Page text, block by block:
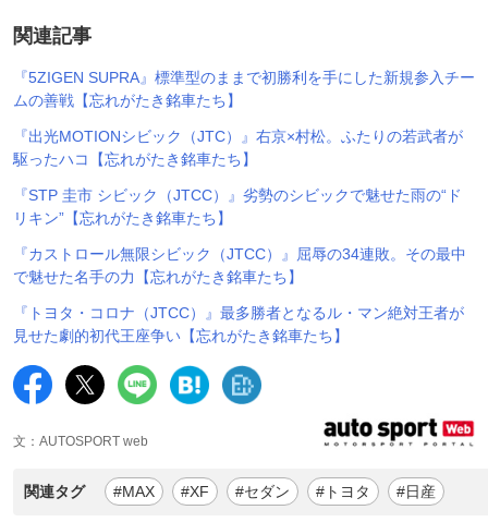
関連記事
『5ZIGEN SUPRA』標準型のままで初勝利を手にした新規参入チー
ムの善戦【忘れがたき銘車たち】
『出光MOTIONシビック（JTC）』右京×村松。ふたりの若武者が
駆ったハコ【忘れがたき銘車たち】
『STP 圭市 シビック（JTCC）』劣勢のシビックで魅せた雨の“ド
リキン”【忘れがたき銘車たち】
『カストロール無限シビック（JTCC）』屈辱の34連敗。その最中
で魅せた名手の力【忘れがたき銘車たち】
『トヨタ・コロナ（JTCC）』最多勝者となるル・マン絶対王者が
見せた劇的初代王座争い【忘れがたき銘車たち】
文：AUTOSPORT web
関連タグ #MAX #XF #セダン #トヨタ #日産